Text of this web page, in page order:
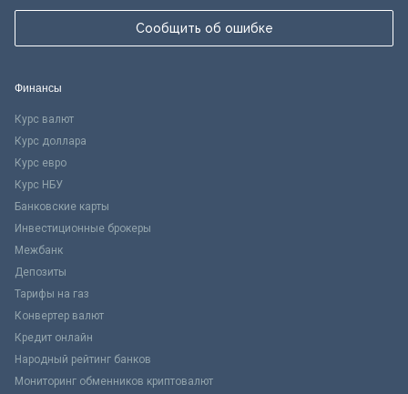
Сообщить об ошибке
Финансы
Курс валют
Курс доллара
Курс евро
Курс НБУ
Банковские карты
Инвестиционные брокеры
Межбанк
Депозиты
Тарифы на газ
Конвертер валют
Кредит онлайн
Народный рейтинг банков
Мониторинг обменников криптовалют